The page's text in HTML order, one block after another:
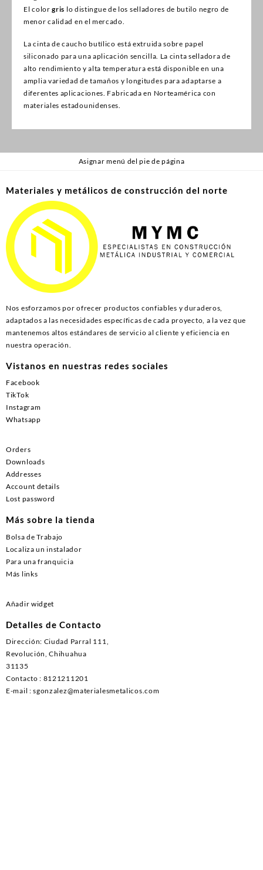
El colorgris lo distingue de los selladores de butilo negro de
menor calidad en el mercado.
La cinta de caucho butílico está extruida sobre papel
siliconado para una aplicación sencilla. La cinta selladora de
alto rendimiento y alta temperatura está disponible en una
amplia variedad de tamaños y longitudes para adaptarse a
diferentes aplicaciones. Fabricada en Norteamérica con
materiales estadounidenses.
Asignar menú del pie de página
Materiales y metálicos de construcción del norte
Nos esforzamos por ofrecer productos confiables y duraderos,
adaptados a las necesidades específicas de cada proyecto, a la vez que
mantenemos altos estándares de servicio al cliente y eficiencia en
nuestra operación.
Vistanos en nuestras redes sociales
Facebook
TikTok
Instagram
Whatsapp
Orders
Downloads
Addresses
Account details
Lost password
Más sobre la tienda
Bolsa de Trabajo
Localiza un instalador
Para una franquicia
Más links
Añadir widget
Detalles de Contacto
Dirección: Ciudad Parral 111,
Revolución, Chihuahua
31135
Contacto : 8121211201
E-mail : sgonzalez@materialesmetalicos.com